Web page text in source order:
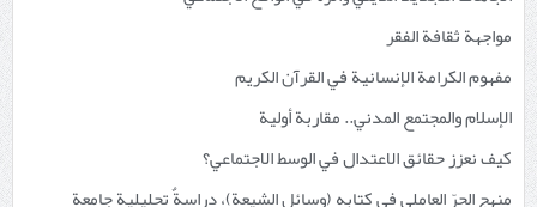
مواجهة ثقافة الفقر
مفهوم الكرامة الإنسانية في القرآن الكريم
الإسلام والمجتمع المدني.. مقاربة أولية
كيف نعزز حقائق الاعتدال في الوسط الاجتماعي؟
منهج الحرّ العاملي في كتابه (وسائل الشيعة)، دراسةٌ تحليلية جامعة